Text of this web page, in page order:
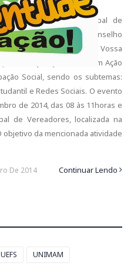
que a Secretaria Municipal de
– SEPROMI e o Conselho
- COMJUV, convidam Vossa
do Projeto Juventude em Ação
Social, sendo os subtemas:
e Redes Sociais. O evento
de 2014, das 08 às 11horas e
de Vereadores, localizada na
objetivo da mencionada atividade
De 2014 Continuar Lendo
UEFS UNIMAM